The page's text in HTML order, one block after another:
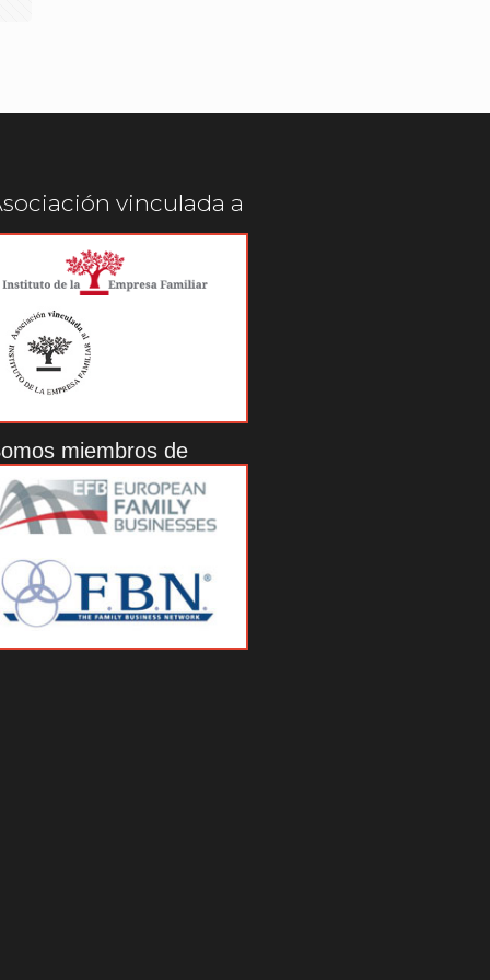
vinculada a
miembros de